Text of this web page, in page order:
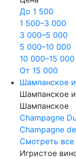
До 1 500
1 500–3 000
3 000–5 000
5 000–10 000
10 000–15 000
От 15 000
Шампанское
Шампанское
Шампанское
Champagne
Champagne
Смотреть все
Игристое